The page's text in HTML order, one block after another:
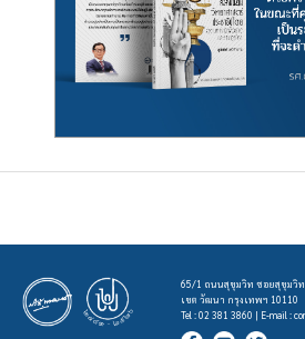
65/1 ถนนสุขุมวิท ซอยสุขุมวิท
เขต วัฒนา กรุงเทพฯ 10110
Tel : 02 381 3860 | E-mail :